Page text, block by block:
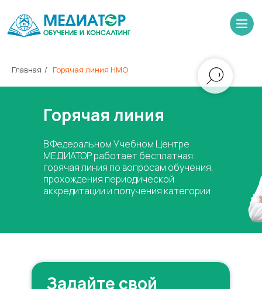
Главная / Горячая линия НМО
Горячая линия
В Федеральном Учебном Центре
МЕДИАТОР работает бесплатная
горячая линия по вопросам обучения,
прохождения периодической
аккредитации и получения категории
Задайте свой